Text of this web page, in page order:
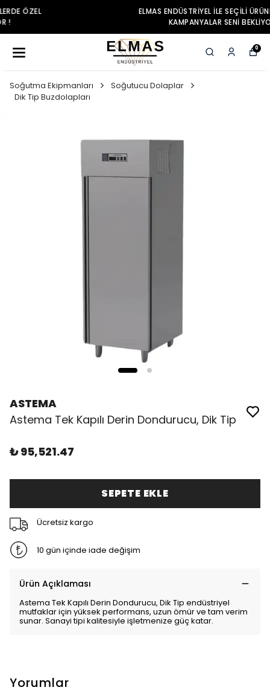
ELMAS ENDÜSTRIYEL ILE SEÇILI ÜRÜNLERDE ÖZEL
KAMPANYALAR SENI BEKLIYOR !
0
Soğutma Ekipmanları
Soğutucu Dolaplar
Dik Tip Buzdolapları
ASTEMA
Astema Tek Kapılı Derin Dondurucu, Dik Tip
₺ 95,521.47
SEPETE EKLE
Ücretsiz kargo
10 gün içinde iade değişim
Ürün Açıklaması
Astema Tek Kapılı Derin Dondurucu, Dik Tip endüstriyel
mutfaklar için yüksek performans, uzun ömür ve tam verim
sunar. Sanayi tipi kalitesiyle işletmenize güç katar.
Yorumlar